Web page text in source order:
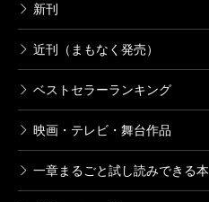
新刊
近刊（まもなく発売）
ベストセラーランキング
映画・テレビ・舞台作品
一章まるごと試し読みできる本